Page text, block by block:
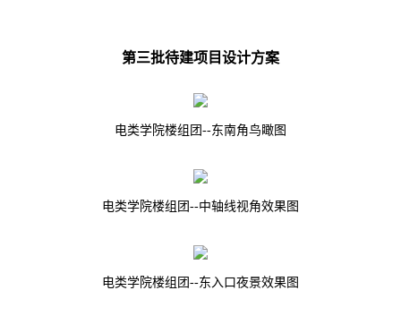
第三批待建项目设计方案
电类学院楼组团--东南角鸟瞰图
电类学院楼组团--中轴线视角效果图
电类学院楼组团--东入口夜景效果图